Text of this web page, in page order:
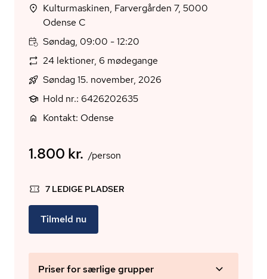
Kulturmaskinen, Farvergården 7, 5000
Odense C
Søndag, 09:00 - 12:20
24 lektioner, 6 mødegange
Søndag 15. november, 2026
Hold nr.: 6426202635
Kontakt: Odense
1.800 kr. /person
7 LEDIGE PLADSER
Tilmeld nu
Priser for særlige grupper